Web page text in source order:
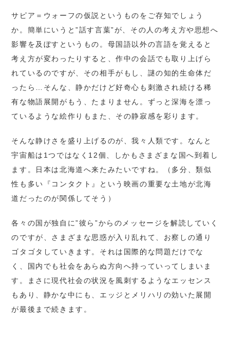
サピア＝ウォーフの仮説というものをご存知でしょう
か。簡単にいうと”話す言葉”が、その人の考え方や思想へ
影響を及ぼすというもの。母国語以外の言語を覚えると
考え方が変わったりすると、作中の会話でも取り上げら
れているのですが、その相手がもし、謎の知的生命体だ
ったら…そんな、静かだけど好奇心も刺激され続ける稀
有な物語展開がもう、たまりません。ずっと深海を漂っ
ているような絵作りもまた、その静寂感を彩ります。
そんな静けさを盛り上げるのが、我々人類です。なんと
宇宙船は1つではなく12個、しかもさまざまな国へ到着し
ます。日本は北海道へ来たみたいですね。（多分、類似
性も多い『コンタクト』という映画の重要な土地が北海
道だったのが関係してそう）
各々の国が独自に”彼ら”からのメッセージを解読していく
のですが、さまざまな思惑が入り乱れて、お察しの通り
ゴタゴタしていきます。それは国際的な問題だけでな
く、国内でも社会をあらぬ方向へ持っていってしまいま
す。まさに現代社会の状況を風刺するようなエッセンス
もあり、静かな中にも、エッジとメリハリの効いた展開
が最後まで続きます。